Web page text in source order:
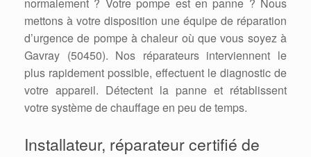
normalement ? Votre pompe est en panne ? Nous
mettons à votre disposition une équipe de réparation
d’urgence de pompe à chaleur où que vous soyez à
Gavray (50450). Nos réparateurs interviennent le
plus rapidement possible, effectuent le diagnostic de
votre appareil. Détectent la panne et rétablissent
votre système de chauffage en peu de temps.
Installateur, réparateur certifié de